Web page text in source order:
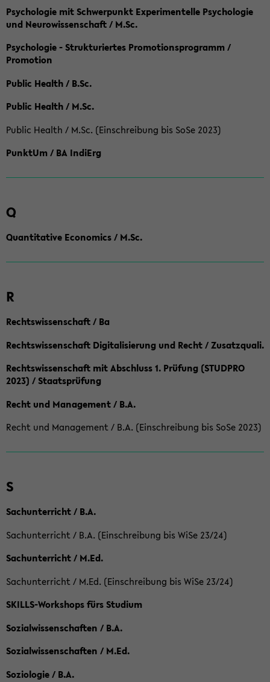
Psychologie mit Schwerpunkt Experimentelle Psychologie
und Neurowissenschaft / M.Sc.
Psychologie - Strukturiertes Promotionsprogramm /
Promotion
Public Health / B.Sc.
Public Health / M.Sc.
Public Health / M.Sc. (Einschreibung bis SoSe 2023)
PunktUm / BA IndiErg
Q
Quantitative Economics / M.Sc.
R
Rechtswissenschaft / Ba
Rechtswissenschaft Digitalisierung und Recht / Zusatzquali.
Rechtswissenschaft mit Abschluss 1. Prüfung (STUDPRO
2023) / Staatsprüfung
Recht und Management / B.A.
Recht und Management / B.A. (Einschreibung bis SoSe 2023)
S
Sachunterricht / B.A.
Sachunterricht / B.A. (Einschreibung bis WiSe 23/24)
Sachunterricht / M.Ed.
Sachunterricht / M.Ed. (Einschreibung bis WiSe 23/24)
SKILLS-Workshops fürs Studium
Sozialwissenschaften / B.A.
Sozialwissenschaften / M.Ed.
Soziologie / B.A.